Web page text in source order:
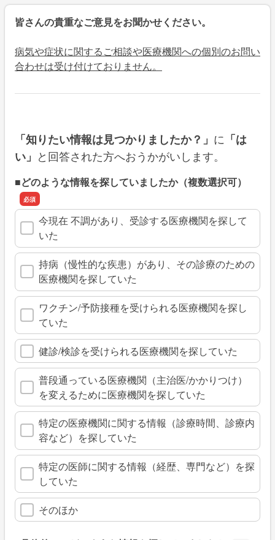
皆さんの貴重なご意見をお聞かせください。
病気や症状に関するご相談や医療機関への個別のお問い
合わせは受け付けておりません。
「知りたい情報は見つかりましたか？」 に 「は
い」 と回答された方へおうかがいします。
■どのような情報を探していましたか（複数選択可）
今現在 不調があり、受診する医療機関を探して
いた
持病（慢性的な疾患）があり、その診療のための
医療機関を探していた
ワクチン/予防接種を受けられる医療機関を探し
ていた
健診/検診を受けられる医療機関を探していた
普段通っている医療機関（主治医/かかりつけ）
を変えるために医療機関を探していた
特定の医療機関に関する情報（診療時間、診療内
容など）を探していた
特定の医師に関する情報（経歴、専門など）を探
していた
そのほか